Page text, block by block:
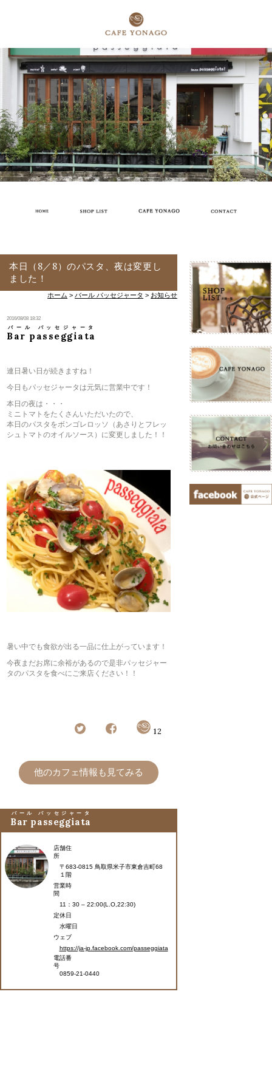
本日（8／8）のパスタ、夜は変更し
ました！
ホーム >バール パッセジャータ > お知らせ
2016/08/08 18:32
Bar passeggiata
バール パッセジャータ
連日暑い日が続きますね！
今日もパッセジャータは元気に営業中です！
本日の夜は・・・
ミニトマトをたくさんいただいたので、
本日のパスタをボンゴレロッソ（あさりとフレッ
シュトマトのオイルソース）に変更しました！！
暑い中でも食欲が出る一品に仕上がっています！
今夜まだお席に余裕があるので是非パッセジャー
タのパスタを食べにご来店ください！！
12
他のカフェ情報も見てみる
Bar passeggiata
バール パッセジャータ
店舗住
所
〒683-0815 鳥取県米子市東倉吉町68
１階
営業時
間
11：30 – 22:00(L.O,22:30)
定休日
水曜日
ウェブ
https://ja-jp.facebook.com/passeggiata
電話番
号
0859-21-0440